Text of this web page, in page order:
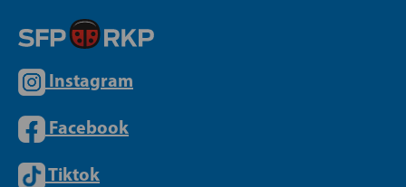
Instagram
Facebook
Tiktok